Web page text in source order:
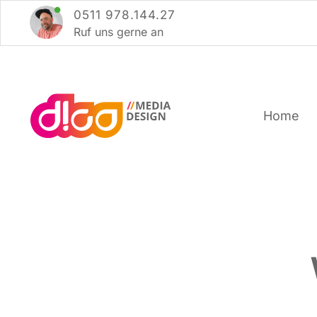
Inhalt
springen
0511 978.144.27
Ruf uns ger­ne an
Home